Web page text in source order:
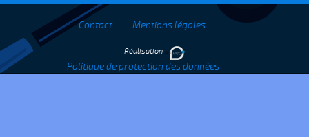
Contact Mentions légales
Politique de protection des données
Réalisation